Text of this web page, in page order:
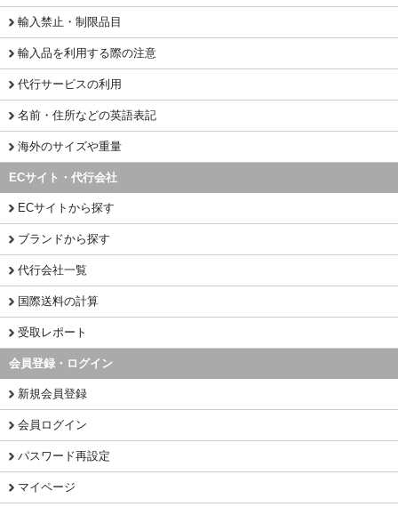
輸入禁止・制限品目
輸入品を利用する際の注意
代行サービスの利用
名前・住所などの英語表記
海外のサイズや重量
ECサイト・代行会社
ECサイトから探す
ブランドから探す
代行会社一覧
国際送料の計算
受取レポート
会員登録・ログイン
新規会員登録
会員ログイン
パスワード再設定
マイページ